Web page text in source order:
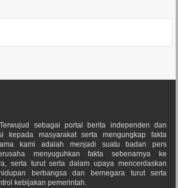
sebagai portal berita independen dan
kepada masyarakat serta mengungkap fakta
kami adalah menjadi suatu badan pers
menyuguhkan fakta sebenarnya ke
serta turut serta dalam upaya mencerdaskan
berbangsa dan bernegara turut serta
kebijakan pemerintah.